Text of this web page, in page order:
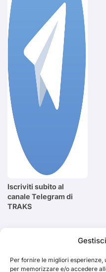
Per fornire le migliori
per memorizzare e/o accedere
Iscriviti subito al
canale Telegram di
TRAKS